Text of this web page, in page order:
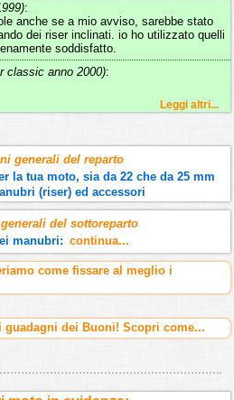
:
anche se a mio avviso, sarebbe stato
dei riser inclinati. io ho utilizzato quelli
soddisfatto.
classic anno 2000):
Leggi altri...
generali del reparto
la tua moto, sia da 22 che da 25 mm
(riser) ed accessori
del sottoreparto
manubri: continua...
come fissare al meglio i
dei Buoni! Scopri come...